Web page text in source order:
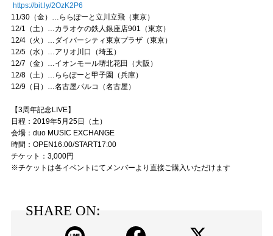
https://bit.ly/2OzK2P6
11/30（金）…ららぽーと立川立飛（東京）
12/1（土）…カラオケの鉄人銀座店901（東京）
12/4（火）…ダイバーシティ東京プラザ（東京）
12/5（水）…アリオ川口（埼玉）
12/7（金）…イオンモール堺北花田（大阪）
12/8（土）…ららぽーと甲子園（兵庫）
12/9（日）…名古屋パルコ（名古屋）
【3周年記念LIVE】
日程：2019年5月25日（土）
会場：duo MUSIC EXCHANGE
時間：OPEN16:00/START17:00
チケット：3,000円
※チケットは各イベントにてメンバーより直接ご購入いただけます
SHARE ON: